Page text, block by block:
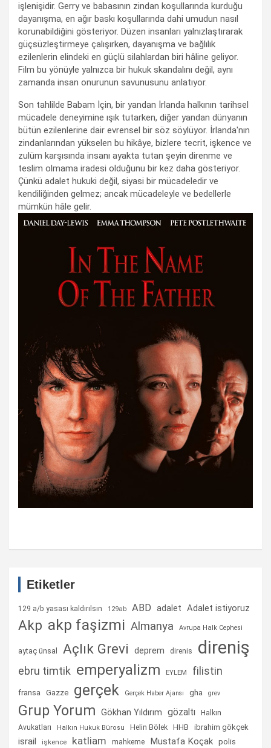
işlenişidir. Gerry ve babasının zindan koşullarında kurduğu
dayanışma, en ağır baskı koşullarında dahi umudun nasıl
korunabildiğini gösteriyor. Düzen insanları yalnızlaştırarak
güçsüzleştirmeye çalışırken, dayanışma ve bağlılık
ezilenlerin elindeki en güçlü silahlardan biri hâline geliyor.
Film bu yönüyle yalnızca bir hukuk skandalını değil, aynı
zamanda insan onurunun savunusunu anlatıyor.
Son tahlilde Babam İçin, bir yandan İrlanda halkının tarihsel
mücadele deneyimine ışık tutarken, diğer yandan dünyanın
bütün ezilenlerine dair evrensel bir söz söylüyor. İrlanda'nın
zindanlarından yükselen bu hikâye, bizlere tecrit, işkence ve
zulüm karşısında insanı ayakta tutan şeyin direnme ve
teslim olmama iradesi olduğunu bir kez daha gösteriyor.
Çünkü adalet hukuki değil, siyasi bir mücadeledir ve
kendiliğinden gelmez; ancak mücadeleyle ve bedellerle
mümkün hâle gelir.
Etiketler
129 a/b yasası kaldırılsın 129ab ABD adalet Adalet istiyoruz
Akp akp faşizmi Almanya Avrupa Halk Cephesi
aytaç ünsal Açlık Grevi deprem direnis direniş
ebru timtik emperyalizm EYLEM filistin
fransa Gazze gerçek Gerçek Haber Ajansı gha grev
Grup Yorum Gökhan Yıldırım gözaltı
Halkın
Avukatları
Halkın Hukuk Bürosu Helin Bölek HHB ibrahim gökçek
israil işkence katliam mahkeme Mustafa Koçak polis